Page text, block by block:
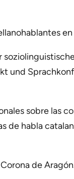
und
sobre las
de habla
de